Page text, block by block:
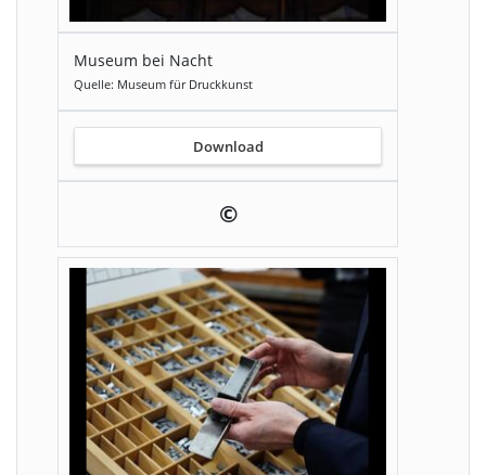
Museum bei Nacht
Quelle: Museum für Druckkunst
Download
©